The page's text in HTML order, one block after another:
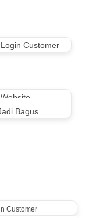
Login Customer
Website
Bagus
Customer